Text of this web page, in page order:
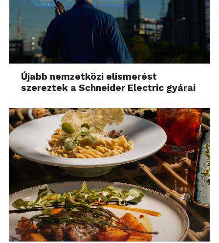
Újabb nemzetközi elismerést
szereztek a Schneider Electric gyárai